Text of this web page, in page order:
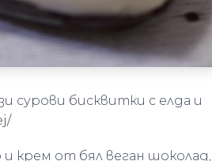
сурови бисквитки с елда и
крем от бял веган шоколад,